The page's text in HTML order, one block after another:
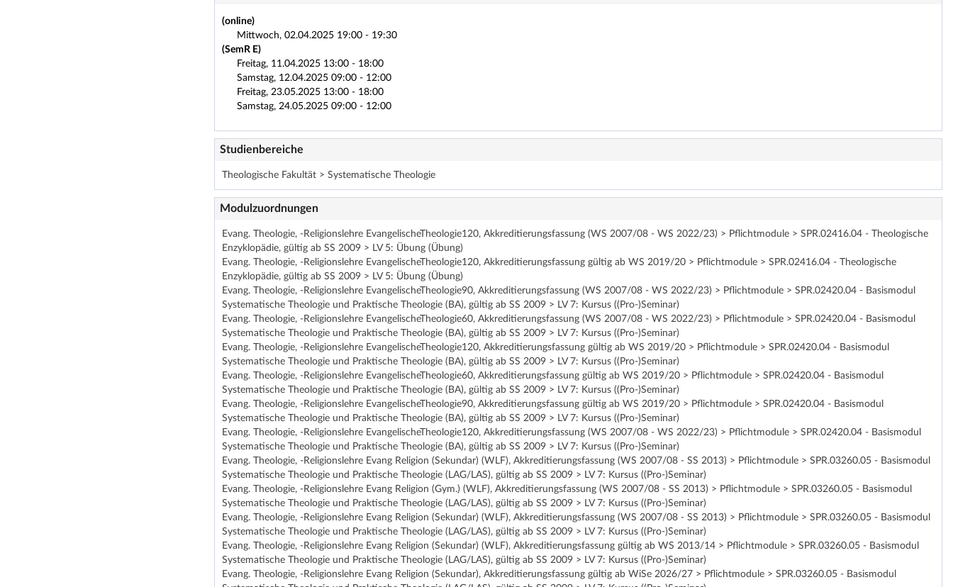
(online)
Mittwoch, 02.04.2025 19:00 - 19:30
(SemR E)
Freitag, 11.04.2025 13:00 - 18:00
Samstag, 12.04.2025 09:00 - 12:00
Freitag, 23.05.2025 13:00 - 18:00
Samstag, 24.05.2025 09:00 - 12:00
Studienbereiche
Theologische Fakultät > Systematische Theologie
Modulzuordnungen
Evang. Theologie, -Religionslehre EvangelischeTheologie120, Akkreditierungsfassung (WS 2007/08 - WS 2022/23) > Pflichtmodule > SPR.02416.04 - Theologische
Enzyklopädie, gültig ab SS 2009 > LV 5: Übung (Übung)
Evang. Theologie, -Religionslehre EvangelischeTheologie120, Akkreditierungsfassung gültig ab WS 2019/20 > Pflichtmodule > SPR.02416.04 - Theologische
Enzyklopädie, gültig ab SS 2009 > LV 5: Übung (Übung)
Evang. Theologie, -Religionslehre EvangelischeTheologie90, Akkreditierungsfassung (WS 2007/08 - WS 2022/23) > Pflichtmodule > SPR.02420.04 - Basismodul
Systematische Theologie und Praktische Theologie (BA), gültig ab SS 2009 > LV 7: Kursus ((Pro-)Seminar)
Evang. Theologie, -Religionslehre EvangelischeTheologie60, Akkreditierungsfassung (WS 2007/08 - WS 2022/23) > Pflichtmodule > SPR.02420.04 - Basismodul
Systematische Theologie und Praktische Theologie (BA), gültig ab SS 2009 > LV 7: Kursus ((Pro-)Seminar)
Evang. Theologie, -Religionslehre EvangelischeTheologie120, Akkreditierungsfassung gültig ab WS 2019/20 > Pflichtmodule > SPR.02420.04 - Basismodul
Systematische Theologie und Praktische Theologie (BA), gültig ab SS 2009 > LV 7: Kursus ((Pro-)Seminar)
Evang. Theologie, -Religionslehre EvangelischeTheologie60, Akkreditierungsfassung gültig ab WS 2019/20 > Pflichtmodule > SPR.02420.04 - Basismodul
Systematische Theologie und Praktische Theologie (BA), gültig ab SS 2009 > LV 7: Kursus ((Pro-)Seminar)
Evang. Theologie, -Religionslehre EvangelischeTheologie90, Akkreditierungsfassung gültig ab WS 2019/20 > Pflichtmodule > SPR.02420.04 - Basismodul
Systematische Theologie und Praktische Theologie (BA), gültig ab SS 2009 > LV 7: Kursus ((Pro-)Seminar)
Evang. Theologie, -Religionslehre EvangelischeTheologie120, Akkreditierungsfassung (WS 2007/08 - WS 2022/23) > Pflichtmodule > SPR.02420.04 - Basismodul
Systematische Theologie und Praktische Theologie (BA), gültig ab SS 2009 > LV 7: Kursus ((Pro-)Seminar)
Evang. Theologie, -Religionslehre Evang Religion (Sekundar) (WLF), Akkreditierungsfassung (WS 2007/08 - SS 2013) > Pflichtmodule > SPR.03260.05 - Basismodul
Systematische Theologie und Praktische Theologie (LAG/LAS), gültig ab SS 2009 > LV 7: Kursus ((Pro-)Seminar)
Evang. Theologie, -Religionslehre Evang Religion (Gym.) (WLF), Akkreditierungsfassung (WS 2007/08 - SS 2013) > Pflichtmodule > SPR.03260.05 - Basismodul
Systematische Theologie und Praktische Theologie (LAG/LAS), gültig ab SS 2009 > LV 7: Kursus ((Pro-)Seminar)
Evang. Theologie, -Religionslehre Evang Religion (Sekundar) (WLF), Akkreditierungsfassung (WS 2007/08 - SS 2013) > Pflichtmodule > SPR.03260.05 - Basismodul
Systematische Theologie und Praktische Theologie (LAG/LAS), gültig ab SS 2009 > LV 7: Kursus ((Pro-)Seminar)
Evang. Theologie, -Religionslehre Evang Religion (Sekundar) (WLF), Akkreditierungsfassung gültig ab WS 2013/14 > Pflichtmodule > SPR.03260.05 - Basismodul
Systematische Theologie und Praktische Theologie (LAG/LAS), gültig ab SS 2009 > LV 7: Kursus ((Pro-)Seminar)
Evang. Theologie, -Religionslehre Evang Religion (Sekundar), Akkreditierungsfassung gültig ab WiSe 2026/27 > Pflichtmodule > SPR.03260.05 - Basismodul